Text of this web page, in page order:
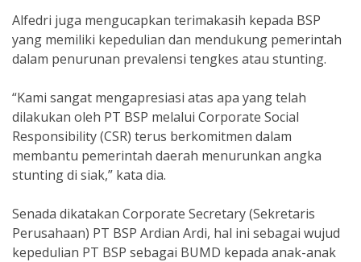
Alfedri juga mengucapkan terimakasih kepada BSP
yang memiliki kepedulian dan mendukung pemerintah
dalam penurunan prevalensi tengkes atau stunting.
“Kami sangat mengapresiasi atas apa yang telah
dilakukan oleh PT BSP melalui Corporate Social
Responsibility (CSR) terus berkomitmen dalam
membantu pemerintah daerah menurunkan angka
stunting di siak,” kata dia.
Senada dikatakan Corporate Secretary (Sekretaris
Perusahaan) PT BSP Ardian Ardi, hal ini sebagai wujud
kepedulian PT BSP sebagai BUMD kepada anak-anak